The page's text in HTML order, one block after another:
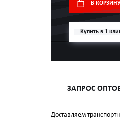
В КОРЗИНУ
Купить в 1
ЗАПРОС
Доставляем